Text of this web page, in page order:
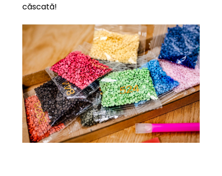
căscată!